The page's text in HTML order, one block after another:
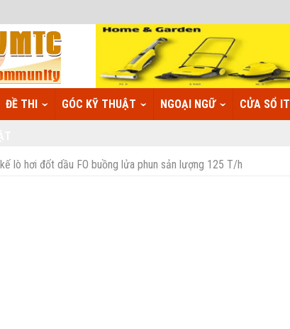
ĐỀ THI GÓC KỸ THUẬT NGOẠI NGỮ CỬA SỔ IT
lò hơi đốt dầu FO buồng lửa phun sản lượng 125 T/h